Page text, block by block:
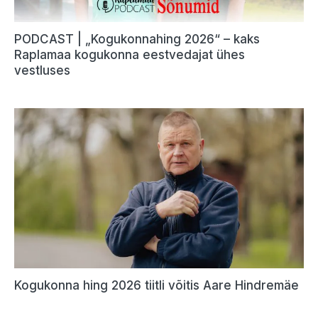
PODCAST | „Kogukonnahing 2026“ – kaks
Raplamaa kogukonna eestvedajat ühes
vestluses
Kogukonna hing 2026 tiitli võitis Aare Hindremäe